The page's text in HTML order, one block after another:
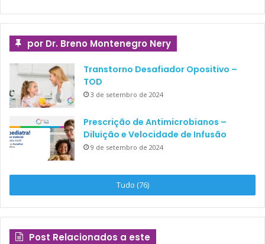
por Dr. Breno Montenegro Nery
Transtorno Desafiador Opositivo –
TOD
3 de setembro de 2024
Prescrição de Antimicrobianos –
Diluição e Velocidade de Infusão
9 de setembro de 2024
Tudo (76)
Post Relacionados a este